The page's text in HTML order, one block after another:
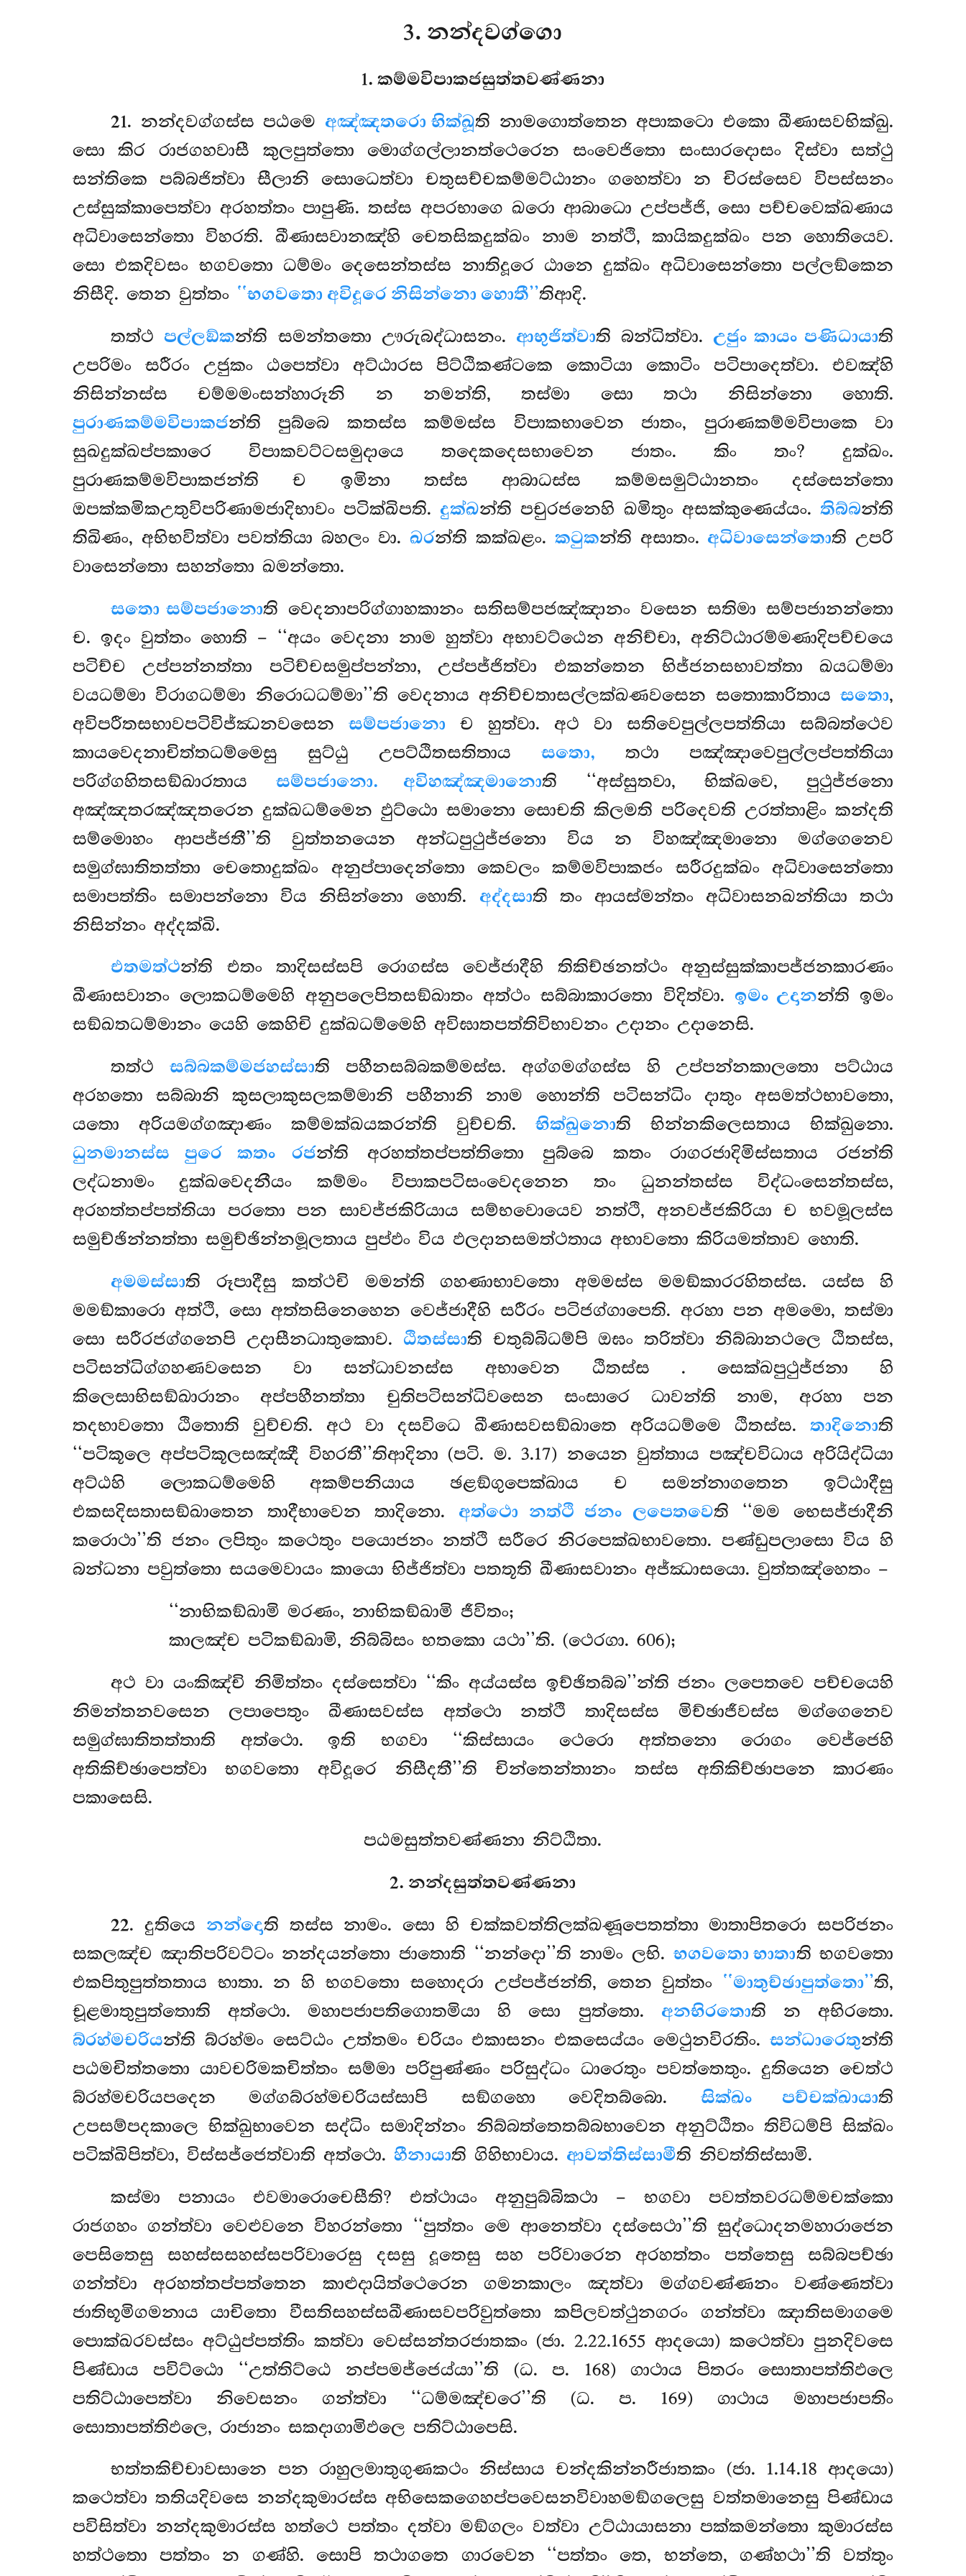
3. නන්දවග්ගො
1. කම්මවිපාකජසුත්තවණ්ණනා
21. නන්දවග්ගස්සපඨමෙ අඤ්ඤතරො භික්ඛූති නාමගොත්තෙන අපාකටො එකො ඛීණාසවභික්ඛු.
සො කිර රාජගහවාසී කුලපුත්තො මොග්ගල්ලානත්ථෙරෙන සංවෙජිතො සංසාරදොසං දිස්වා සත්ථු
සන්තිකෙ පබ්බජිත්වා සීලානි සොධෙත්වා චතුසච්චකම්මට්ඨානං ගහෙත්වා න චිරස්සෙව විපස්සනං
උස්සුක්කාපෙත්වා අරහත්තං පාපුණි. තස්ස අපරභාගෙ ඛරො ආබාධො උප්පජ්ජි, සො පච්චවෙක්ඛණාය
අධිවාසෙන්තො විහරති. ඛීණාසවානඤ්හි චෙතසිකදුක්ඛං නාම නත්ථි, කායිකදුක්ඛං පන හොතියෙව.
සො එකදිවසං භගවතො ධම්මං දෙසෙන්තස්ස නාතිදූරෙ ඨානෙ දුක්ඛං අධිවාසෙන්තො පල්ලඞ්කෙන
නිසීදි. තෙන වුත්තං ‘‘භගවතො අවිදූරෙ නිසින්නො හොතී’’තිආදි.
තත්ථපල්ලඞ්කන්ති සමන්තතො ඌරුබද්ධාසනං. ආභුජිත්වාති බන්ධිත්වා. උජුං කායං පණිධායාති
උපරිමං සරීරං උජුකං ඨපෙත්වා අට්ඨාරස පිට්ඨිකණ්ටකෙ කොටියා කොටිං පටිපාදෙත්වා. එවඤ්හි
නිසින්නස්ස චම්මමංසන්හාරූනි න නමන්ති, තස්මා සො තථා නිසින්නො හොති.
පුරාණකම්මවිපාකජන්ති පුබ්බෙ කතස්ස කම්මස්ස විපාකභාවෙන ජාතං, පුරාණකම්මවිපාකෙ වා
සුඛදුක්ඛප්පකාරෙ විපාකවට්ටසමුදායෙ තදෙකදෙසභාවෙන ජාතං. කිං තං? දුක්ඛං.
පුරාණකම්මවිපාකජන්ති ච ඉමිනා තස්ස ආබාධස්ස කම්මසමුට්ඨානතං දස්සෙන්තො
ඔපක්කමිකඋතුවිපරිණාමජාදිභාවං පටික්ඛිපති.දුක්ඛන්ති පචුරජනෙහි ඛමිතුං අසක්කුණෙය්යං.තිබ්බන්ති
තිඛිණං, අභිභවිත්වා පවත්තියා බහලං වා. ඛරන්ති කක්ඛළං. කටුකන්ති අසාතං. අධිවාසෙන්තොති උපරි
වාසෙන්තො සහන්තො ඛමන්තො.
සතො සම්පජානොති වෙදනාපරිග්ගාහකානං සතිසම්පජඤ්ඤානං වසෙන සතිමා සම්පජානන්තො
ච. ඉදං වුත්තං හොති – ‘‘අයං වෙදනා නාම හුත්වා අභාවට්ඨෙන අනිච්චා, අනිට්ඨාරම්මණාදිපච්චයෙ
පටිච්ච උප්පන්නත්තා පටිච්චසමුප්පන්නා, උප්පජ්ජිත්වා එකන්තෙන භිජ්ජනසභාවත්තා ඛයධම්මා
වයධම්මා විරාගධම්මා නිරොධධම්මා’’ති වෙදනාය අනිච්චතාසල්ලක්ඛණවසෙන සතොකාරිතායසතො,
අවිපරීතසභාවපටිවිජ්ඣනවසෙන සම්පජානො ච හුත්වා. අථ වා සතිවෙපුල්ලපත්තියා සබ්බත්ථෙව
කායවෙදනාචිත්තධම්මෙසු සුට්ඨු උපට්ඨිතසතිතායසතො, තථා පඤ්ඤාවෙපුල්ලප්පත්තියා
පරිග්ගහිතසඞ්ඛාරතායසම්පජානො. අවිහඤ්ඤමානොති ‘‘අස්සුතවා, භික්ඛවෙ, පුථුජ්ජනො
අඤ්ඤතරඤ්ඤතරෙන දුක්ඛධම්මෙන ඵුට්ඨො සමානො සොචති කිලමති පරිදෙවති උරත්තාළිං කන්දති
සම්මොහං ආපජ්ජතී’’ති වුත්තනයෙන අන්ධපුථුජ්ජනො විය න විහඤ්ඤමානො මග්ගෙනෙව
සමුග්ඝාතිතත්තා චෙතොදුක්ඛං අනුප්පාදෙන්තො කෙවලං කම්මවිපාකජං සරීරදුක්ඛං අධිවාසෙන්තො
සමාපත්තිං සමාපන්නො විය නිසින්නො හොති. අද්දසාති තං ආයස්මන්තං අධිවාසනඛන්තියා තථා
නිසින්නං අද්දක්ඛි.
එතමත්ථන්ති එතං තාදිසස්සපි රොගස්ස වෙජ්ජාදීහි තිකිච්ඡනත්ථං අනුස්සුක්කාපජ්ජනකාරණං
ඛීණාසවානං ලොකධම්මෙහි අනුපලෙපිතසඞ්ඛාතං අත්ථං සබ්බාකාරතො විදිත්වා. ඉමං උදානන්ති ඉමං
සඞ්ඛතධම්මානං යෙහි කෙහිචි දුක්ඛධම්මෙහි අවිඝාතපත්තිවිභාවනං උදානං උදානෙසි.
තත්ථසබ්බකම්මජහස්සාති පහීනසබ්බකම්මස්ස. අග්ගමග්ගස්ස හි උප්පන්නකාලතො පට්ඨාය
අරහතො සබ්බානි කුසලාකුසලකම්මානි පහීනානි නාම හොන්ති පටිසන්ධිං දාතුං අසමත්ථභාවතො,
යතො අරියමග්ගඤාණං කම්මක්ඛයකරන්ති වුච්චති.භික්ඛුනොති භින්නකිලෙසතාය භික්ඛුනො.
ධුනමානස්ස පුරෙ කතං රජන්ති අරහත්තප්පත්තිතො පුබ්බෙ කතං රාගරජාදිමිස්සතාය රජන්ති
ලද්ධනාමං දුක්ඛවෙදනීයං කම්මං විපාකපටිසංවෙදනෙන තං ධුනන්තස්ස විද්ධංසෙන්තස්ස,
අරහත්තප්පත්තියා පරතො පන සාවජ්ජකිරියාය සම්භවොයෙව නත්ථි, අනවජ්ජකිරියා ච භවමූලස්ස
සමුච්ඡින්නත්තා සමුච්ඡින්නමූලතාය පුප්ඵං විය ඵලදානසමත්ථතාය අභාවතො කිරියමත්තාව හොති.
අමමස්සාති රූපාදීසු කත්ථචි මමන්ති ගහණාභාවතො අමමස්ස මමඞ්කාරරහිතස්ස. යස්ස හි
මමඞ්කාරො අත්ථි, සො අත්තසිනෙහෙන වෙජ්ජාදීහි සරීරං පටිජග්ගාපෙති. අරහා පන අමමො, තස්මා
සො සරීරජග්ගනෙපි උදාසීනධාතුකොව. ඨිතස්සාති චතුබ්බිධම්පි ඔඝං තරිත්වා නිබ්බානථලෙ ඨිතස්ස,
පටිසන්ධිග්ගහණවසෙන වා සන්ධාවනස්ස අභාවෙන ඨිතස්ස . සෙක්ඛපුථුජ්ජනා හි
කිලෙසාභිසඞ්ඛාරානං අප්පහීනත්තා චුතිපටිසන්ධිවසෙන සංසාරෙ ධාවන්ති නාම, අරහා පන
තදභාවතො ඨිතොති වුච්චති. අථ වා දසවිධෙ ඛීණාසවසඞ්ඛාතෙ අරියධම්මෙ ඨිතස්ස.තාදිනොති
‘‘පටිකූලෙ අප්පටිකූලසඤ්ඤී විහරතී’’තිආදිනා (පටි. ම. 3.17) නයෙනවුත්තාය පඤ්චවිධාය අරියිද්ධියා
අට්ඨහි ලොකධම්මෙහි අකම්පනියාය ඡළඞ්ගුපෙක්ඛාය ච සමන්නාගතෙන ඉට්ඨාදීසු
එකසදිසතාසඞ්ඛාතෙන තාදීභාවෙන තාදිනො. අත්ථො නත්ථි ජනං ලපෙතවෙති ‘‘මම භෙසජ්ජාදීනි
කරොථා’’ති ජනං ලපිතුං කථෙතුං පයොජනං නත්ථි සරීරෙ නිරපෙක්ඛභාවතො. පණ්ඩුපලාසො විය හි
බන්ධනා පවුත්තො සයමෙවායං කායො භිජ්ජිත්වා පතතූති ඛීණාසවානං අජ්ඣාසයො. වුත්තඤ්හෙතං –
‘‘නාභිකඞ්ඛාමි මරණං, නාභිකඞ්ඛාමි ජීවිතං;
කාලඤ්ච පටිකඞ්ඛාමි, නිබ්බිසං භතකො යථා’’ති. (ථෙරගා. 606);
අථ වා යංකිඤ්චි නිමිත්තං දස්සෙත්වා ‘‘කිං අය්යස්ස ඉච්ඡිතබ්බ’’න්ති ජනං ලපෙතවෙ පච්චයෙහි
නිමන්තනවසෙන ලපාපෙතුං ඛීණාසවස්ස අත්ථො නත්ථි තාදිසස්ස මිච්ඡාජීවස්ස මග්ගෙනෙව
සමුග්ඝාතිතත්තාති අත්ථො. ඉති භගවා ‘‘කිස්සායං ථෙරො අත්තනො රොගං වෙජ්ජෙහි
අතිකිච්ඡාපෙත්වා භගවතො අවිදූරෙ නිසීදතී’’ති චින්තෙන්තානං තස්ස අතිකිච්ඡාපනෙ කාරණං
පකාසෙසි.
පඨමසුත්තවණ්ණනා නිට්ඨිතා.
2. නන්දසුත්තවණ්ණනා
22. දුතියෙ නන්දොති තස්ස නාමං. සො හි චක්කවත්තිලක්ඛණූපෙතත්තා මාතාපිතරො සපරිජනං
සකලඤ්ච ඤාතිපරිවට්ටං නන්දයන්තො ජාතොති ‘‘නන්දො’’ති නාමං ලභි. භගවතො භාතාති භගවතො
එකපිතුපුත්තතාය භාතා. න හි භගවතො සහොදරා උප්පජ්ජන්ති, තෙන වුත්තං ‘‘මාතුච්ඡාපුත්තො’’ති,
චූළමාතුපුත්තොති අත්ථො. මහාපජාපතිගොතමියා හි සො පුත්තො. අනභිරතොති න අභිරතො.
බ්රහ්මචරියන්ති බ්රහ්මං සෙට්ඨං උත්තමං චරියං එකාසනං එකසෙය්යං මෙථුනවිරතිං.සන්ධාරෙතුන්ති
පඨමචිත්තතො යාවචරිමකචිත්තං සම්මා පරිපුණ්ණං පරිසුද්ධං ධාරෙතුං පවත්තෙතුං. දුතියෙන චෙත්ථ
බ්රහ්මචරියපදෙන මග්ගබ්රහ්මචරියස්සාපි සඞ්ගහො වෙදිතබ්බො. සික්ඛං පච්චක්ඛායාති
උපසම්පදකාලෙ භික්ඛුභාවෙන සද්ධිං සමාදින්නං නිබ්බත්තෙතබ්බභාවෙන අනුට්ඨිතං තිවිධම්පි සික්ඛං
පටික්ඛිපිත්වා, විස්සජ්ජෙත්වාති අත්ථො. හීනායාති ගිහිභාවාය. ආවත්තිස්සාමීති නිවත්තිස්සාමි.
කස්මාපනායං එවමාරොචෙසීති? එත්ථායං අනුපුබ්බිකථා – භගවා පවත්තවරධම්මචක්කො
රාජගහං ගන්ත්වා වෙළුවනෙ විහරන්තො ‘‘පුත්තං මෙ ආනෙත්වා දස්සෙථා’’ති සුද්ධොදනමහාරාජෙන
පෙසිතෙසු සහස්සසහස්සපරිවාරෙසු දසසු දූතෙසු සහ පරිවාරෙන අරහත්තං පත්තෙසු සබ්බපච්ඡා
ගන්ත්වා අරහත්තප්පත්තෙන කාළුදායිත්ථෙරෙන ගමනකාලං ඤත්වා මග්ගවණ්ණනං වණ්ණෙත්වා
ජාතිභූමිගමනාය යාචිතො වීසතිසහස්සඛීණාසවපරිවුත්තො කපිලවත්ථුනගරං ගන්ත්වා ඤාතිසමාගමෙ
පොක්ඛරවස්සං අට්ඨුප්පත්තිං කත්වා වෙස්සන්තරජාතකං (ජා. 2.22.1655 ආදයො) කථෙත්වා පුනදිවසෙ
පිණ්ඩාය පවිට්ඨො ‘‘උත්තිට්ඨෙ නප්පමජ්ජෙය්යා’’ති (ධ. ප. 168) ගාථාය පිතරං සොතාපත්තිඵලෙ
පතිට්ඨාපෙත්වා නිවෙසනං ගන්ත්වා ‘‘ධම්මඤ්චරෙ’’ති (ධ. ප. 169) ගාථාය මහාපජාපතිං
සොතාපත්තිඵලෙ, රාජානං සකදාගාමිඵලෙ පතිට්ඨාපෙසි.
භත්තකිච්චාවසානෙ පන රාහුලමාතුගුණකථං නිස්සාය චන්දකින්නරීජාතකං (ජා. 1.14.18 ආදයො)
කථෙත්වා තතියදිවසෙ නන්දකුමාරස්ස අභිසෙකගෙහප්පවෙසනවිවාහමඞ්ගලෙසු වත්තමානෙසු පිණ්ඩාය
පවිසිත්වා නන්දකුමාරස්ස හත්ථෙ පත්තං දත්වා මඞ්ගලං වත්වා උට්ඨායාසනා පක්කමන්තො කුමාරස්ස
හත්ථතො පත්තං න ගණ්හි. සොපි තථාගතෙ ගාරවෙන ‘‘පත්තං තෙ, භන්තෙ, ගණ්හථා’’ති වත්තුං